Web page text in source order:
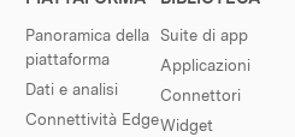
Panoramica della
piattaforma
Dati e analisi
Connettività Edge
Suite di app
Applicazioni
Connettori
Widget